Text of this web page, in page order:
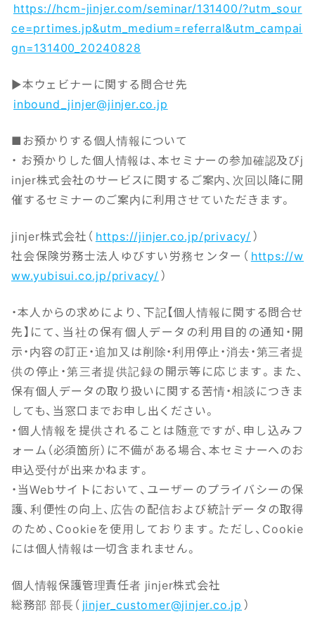
https://hcm-jinjer.com/seminar/131400/?utm_sour
ce=prtimes.jp&utm_medium=referral&utm_campai
gn=131400_20240828
▶本ウェビナーに関する問合せ先
inbound_jinjer@jinjer.co.jp
■お預かりする個人情報について
・ お預かりした個人情報は、本セミナーの参加確認及びj
injer株式会社のサービスに関するご案内、次回以降に開
催するセミナーのご案内に利用させていただきます。
jinjer株式会社（ https://jinjer.co.jp/privacy/）
社会保険労務士法人ゆびすい労務センター（ https://w
ww.yubisui.co.jp/privacy/）
・本人からの求めにより、下記【個人情報に関する問合せ
先】にて、当社の保有個人データの利用目的の通知・開
示・内容の訂正・追加又は削除・利用停止・消去・第三者提
供の停止・第三者提供記録の開示等に応じます。また、
保有個人データの取り扱いに関する苦情・相談につきま
しても、当窓口までお申し出ください。
・個人情報を提供されることは随意ですが、申し込みフ
ォーム（必須箇所）に不備がある場合、本セミナーへのお
申込受付が出来かねます。
・当Webサイトにおいて、ユーザーのプライバシーの保
護、利便性の向上、広告の配信および統計データの取得
のため、Cookieを使用しております。ただし、Cookie
には個人情報は一切含まれません。
個人情報保護管理責任者 jinjer株式会社
総務部 部長（ jinjer_customer@jinjer.co.jp ）